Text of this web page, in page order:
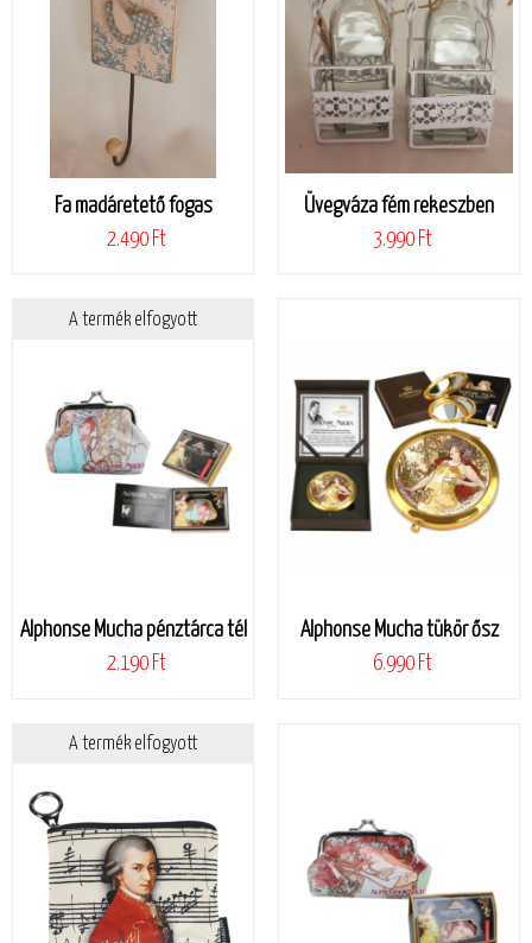
Fa madáretető fogas
2.490 Ft
Üvegváza fém rekeszben
3.990 Ft
A termék elfogyott
Alphonse Mucha pénztárca tél
2.190 Ft
Alphonse Mucha tükör ősz
6.990 Ft
A termék elfogyott